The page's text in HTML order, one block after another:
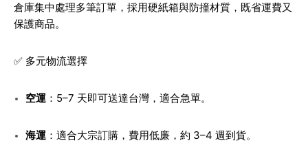
倉庫集中處理多筆訂單，採用硬紙箱與防撞材質，既省運費又
保護商品。
✅ 多元物流選擇
空運：5–7 天即可送達台灣，適合急單。
海運：適合大宗訂購，費用低廉，約 3–4 週到貨。